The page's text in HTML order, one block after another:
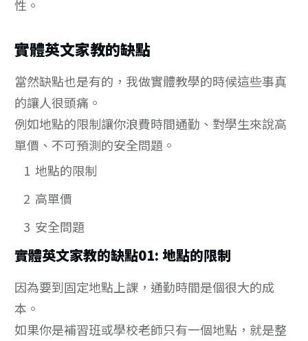
性。
實體英文家教的缺點
當然缺點也是有的，我做實體教學的時候這些事真
的讓人很頭痛。
例如地點的限制讓你浪費時間通勤、對學生來說高
單價、不可預測的安全問題。
1 地點的限制
2 高單價
3 安全問題
實體英文家教的缺點01: 地點的限制
因為要到固定地點上課，通勤時間是個很大的成
本。
如果你是補習班或學校老師只有一個地點，就是整